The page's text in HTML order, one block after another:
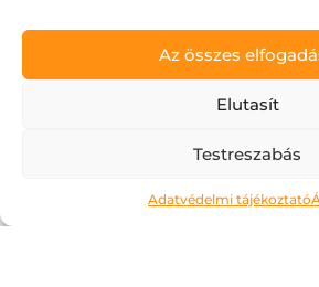
Az összes
Elutasít
Testreszabás
Adatvédelmi tájékoztató
Ne kockáztass!